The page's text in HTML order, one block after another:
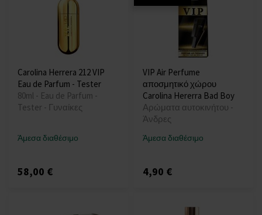
Carolina Herrera 212 VIP
Eau de Parfum - Tester
80ml - Eau de Parfum -
Tester - Γυναίκες
Άμεσα διαθέσιμο
58,00 €
VIP Air Perfume
αποσμητικό χώρου
Carolina Hererra Bad Boy
Αρώματα αυτοκινήτου -
Άνδρες
Άμεσα διαθέσιμο
4,90 €